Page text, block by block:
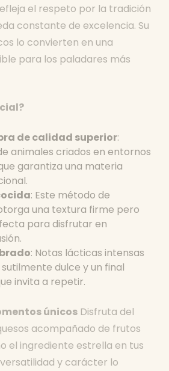
el respeto por la tradición
constante de excelencia. Su
lo convierten en una
para los paladares más
de calidad superior:
animales criados en entornos
garantiza una materia
: Este método de
una textura firme pero
para disfrutar en
: Notas lácticas intensas
dulce y un final
invita a repetir.
únicos Disfruta del
acompañado de frutos
el ingrediente estrella en tus
y carácter lo